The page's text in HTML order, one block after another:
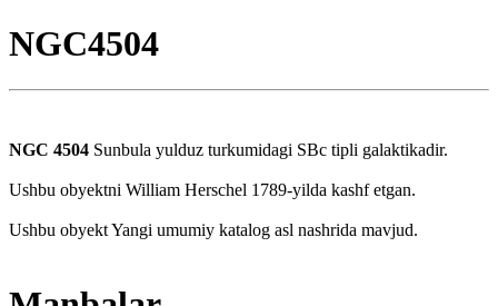
NGC4504
NGC 4504 Sunbula yulduz turkumidagi SBc tipli galaktikadir.
Ushbu obyektni William Herschel 1789-yilda kashf etgan.
Ushbu obyekt Yangi umumiy katalog asl nashrida mavjud.